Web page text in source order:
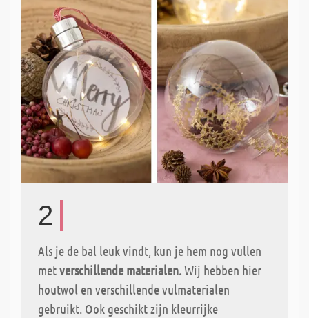
2
Als je de bal leuk vindt, kun je hem nog vullen
metverschillende materialen.Wij hebben hier
houtwol en verschillende vulmaterialen
gebruikt. Ook geschikt zijn kleurrijke